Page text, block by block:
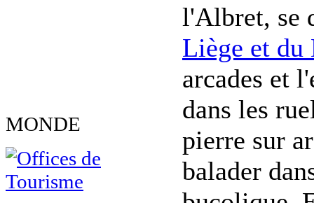
MONDE
l'Albret, se
Liège et du
arcades et
dans les
pierre sur
balader